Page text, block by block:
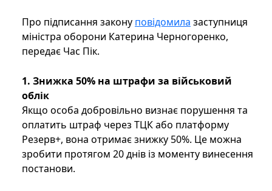
Про підписання закону повідомила заступниця
міністра оборони Катерина Черногоренко,
передає Час Пік.
1. Знижка 50% на штрафи за військовий
облік
Якщо особа добровільно визнає порушення та
оплатить штраф через ТЦК або платформу
Резерв+, вона отримає знижку 50%. Це можна
зробити протягом 20 днів із моменту винесення
постанови.